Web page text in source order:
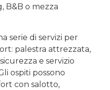
B&B o mezza
serie di servizi per
palestra attrezzata,
e servizio
ospiti possono
con salotto,